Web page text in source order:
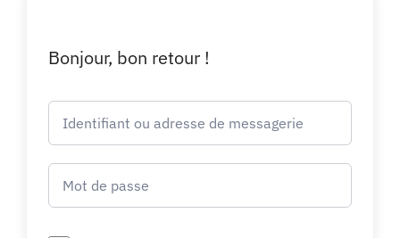
Bonjour, bon retour !